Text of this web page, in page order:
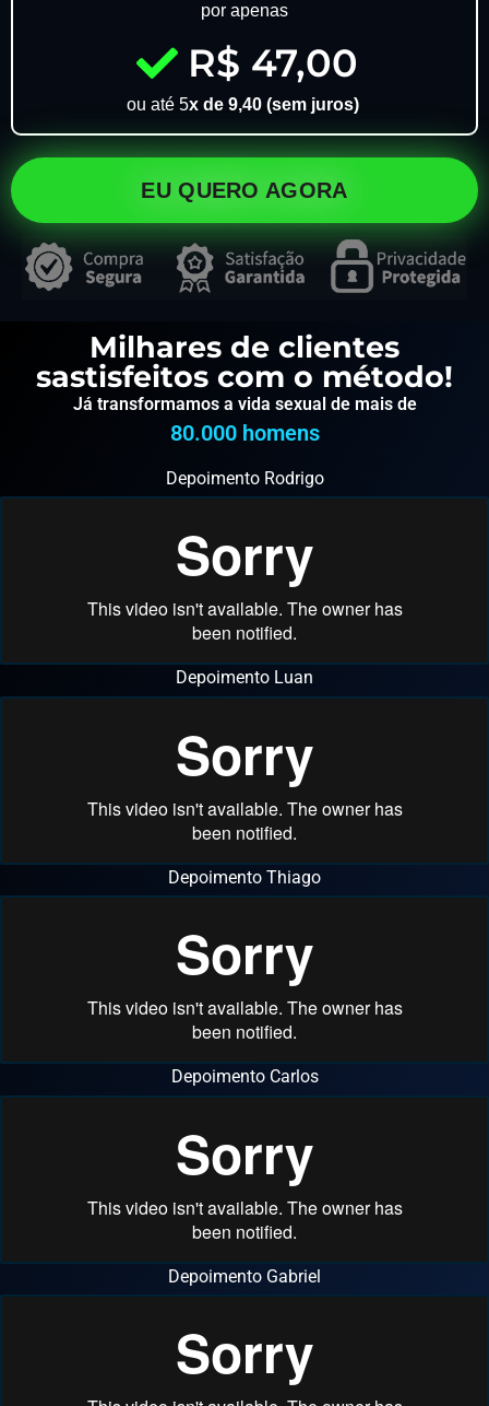
por apenas
R$ 47,00
ou até 5x de 9,40 (sem juros)
EU QUERO AGORA
Milhares de clientes
sastisfeitos com o método!
Já transformamos a vida sexual de mais de
80.000 homens
Depoimento Rodrigo
Depoimento Luan
Depoimento Thiago
Depoimento Carlos
Depoimento Gabriel